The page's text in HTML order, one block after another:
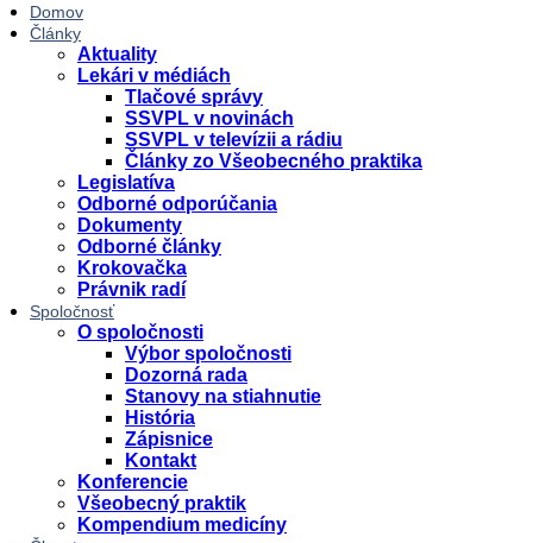
Domov
Články
Aktuality
Lekári v médiách
Tlačové správy
SSVPL v novinách
SSVPL v televízii a rádiu
Články zo Všeobecného praktika
Legislatíva
Odborné odporúčania
Dokumenty
Odborné články
Krokovačka
Právnik radí
Spoločnosť
O spoločnosti
Výbor spoločnosti
Dozorná rada
Stanovy na stiahnutie
História
Zápisnice
Kontakt
Konferencie
Všeobecný praktik
Kompendium medicíny